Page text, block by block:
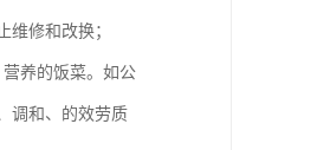
修和改换；
养的饭菜。如公
调和、的效劳质